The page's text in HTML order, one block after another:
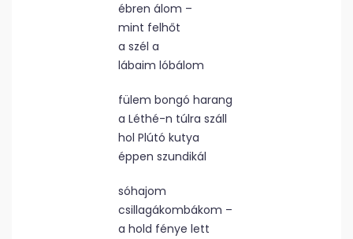
ébren álom –
mint felhőt
a szél a
lábaim lóbálom
fülem bongó harang
a Léthé-n túlra száll
hol Plútó kutya
éppen szundikál
sóhajom
csillagákombákom –
a hold fénye lett